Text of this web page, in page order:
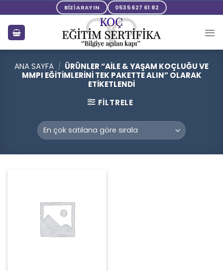
to
content
BİZİ ARAYIN 0535 627 61 82
ANA SAYFA / ÜRÜNLER “AILE & YAŞAM KOÇLUĞU VE
MMPI EĞITIMLERINI TEK PAKETTE ALIN” OLARAK
ETIKETLENDI
FILTRELE